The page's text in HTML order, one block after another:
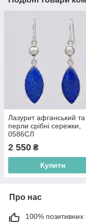
Лазурит афганський та
перли срібні сережки,
0586СЛ
2 550 ₴
Купити
Про нас
100% позитивних